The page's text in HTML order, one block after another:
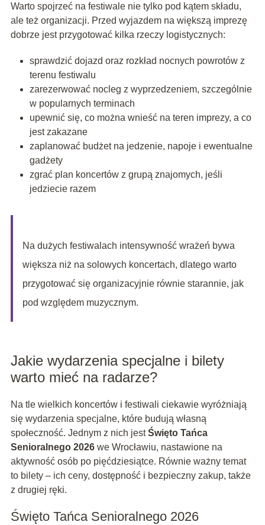
Warto spojrzeć na festiwale nie tylko pod kątem składu,
ale też organizacji. Przed wyjazdem na większą imprezę
dobrze jest przygotować kilka rzeczy logistycznych:
sprawdzić dojazd oraz rozkład nocnych powrotów z
terenu festiwalu
zarezerwować nocleg z wyprzedzeniem, szczególnie
w popularnych terminach
upewnić się, co można wnieść na teren imprezy, a co
jest zakazane
zaplanować budżet na jedzenie, napoje i ewentualne
gadżety
zgrać plan koncertów z grupą znajomych, jeśli
jedziecie razem
Na dużych festiwalach intensywność wrażeń bywa
większa niż na solowych koncertach, dlatego warto
przygotować się organizacyjnie równie starannie, jak
pod względem muzycznym.
Jakie wydarzenia specjalne i bilety
warto mieć na radarze?
Na tle wielkich koncertów i festiwali ciekawie wyróżniają
się wydarzenia specjalne, które budują własną
społeczność. Jednym z nich jestŚwięto Tańca
Senioralnego 2026we Wrocławiu, nastawione na
aktywność osób po pięćdziesiątce. Równie ważny temat
to bilety – ich ceny, dostępność i bezpieczny zakup, także
z drugiej ręki.
Święto Tańca Senioralnego 2026